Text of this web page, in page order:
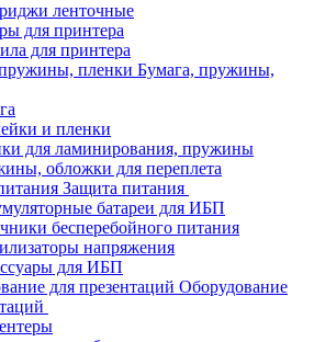
ленточные
для принтера
для принтера
Бумага, пружины,
и пленки
для ламинирования, пружины
обложки для переплета
Защита питания
батареи для ИБП
бесперебойного питания
напряжения
для ИБП
Оборудование